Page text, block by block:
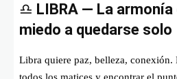
♎ LIBRA — La armonía
miedo a quedarse solo
Libra quiere paz, belleza,